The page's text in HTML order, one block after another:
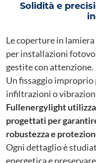
Solidità e
Le coperture in
per installazioni
gestite con attenzione.
Un fissaggio
infiltrazioni o
Fullenergylight
progettati per
robustezza e
Ogni dettaglio è
energetica e